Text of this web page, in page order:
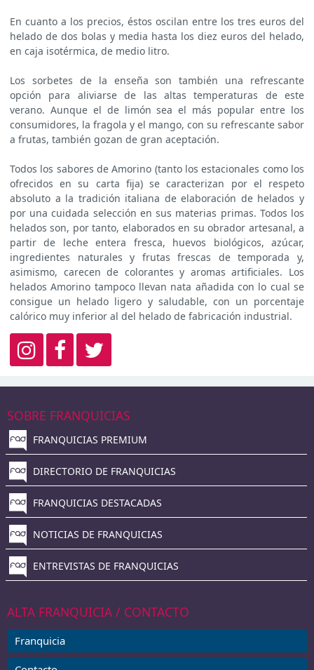
En cuanto a los precios, éstos oscilan entre los tres euros del
helado de dos bolas y media hasta los diez euros del helado,
en caja isotérmica, de medio litro.
Los sorbetes de la enseña son también una refrescante
opción para aliviarse de las altas temperaturas de este
verano. Aunque el de limón sea el más popular entre los
consumidores, la fragola y el mango, con su refrescante sabor
a frutas, también gozan de gran aceptación.
Todos los sabores de Amorino (tanto los estacionales como los
ofrecidos en su carta fija) se caracterizan por el respeto
absoluto a la tradición italiana de elaboración de helados y
por una cuidada selección en sus materias primas. Todos los
helados son, por tanto, elaborados en su obrador artesanal, a
partir de leche entera fresca, huevos biológicos, azúcar,
ingredientes naturales y frutas frescas de temporada y,
asimismo, carecen de colorantes y aromas artificiales. Los
helados Amorino tampoco llevan nata añadida con lo cual se
consigue un helado ligero y saludable, con un porcentaje
calórico muy inferior al del helado de fabricación industrial.
SOBRE FRANQUICIAS
FRANQUICIAS PREMIUM
DIRECTORIO DE FRANQUICIAS
FRANQUICIAS DESTACADAS
NOTICIAS DE FRANQUICIAS
ENTREVISTAS DE FRANQUICIAS
ALTA FRANQUICIA / CONTACTO